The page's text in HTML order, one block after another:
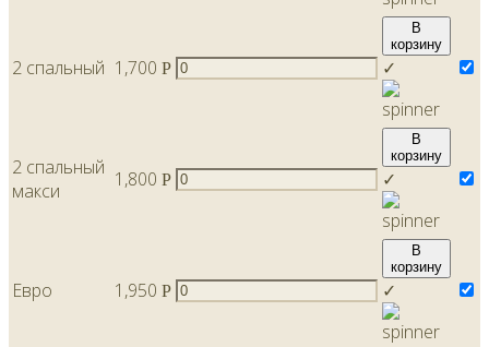
2 спальный 1,700 Р
В
корзину
✓
2 спальный
макси
1,800 Р
В
корзину
✓
Евро 1,950 Р
В
корзину
✓